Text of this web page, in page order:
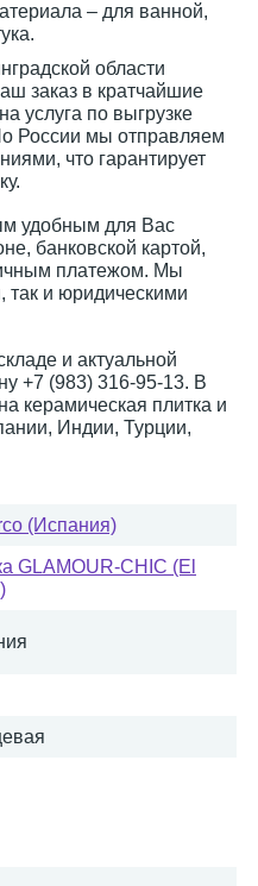
– для ванной,
области
заказ в кратчайшие
услуга по выгрузке
России мы отправляем
что гарантирует
удобным для Вас
банковской картой,
платежом. Мы
так и юридическими
и актуальной
+7 (983) 316-95-13. В
керамическая плитка и
Индии, Турции,
(Испания)
GLAMOUR-CHIC (El